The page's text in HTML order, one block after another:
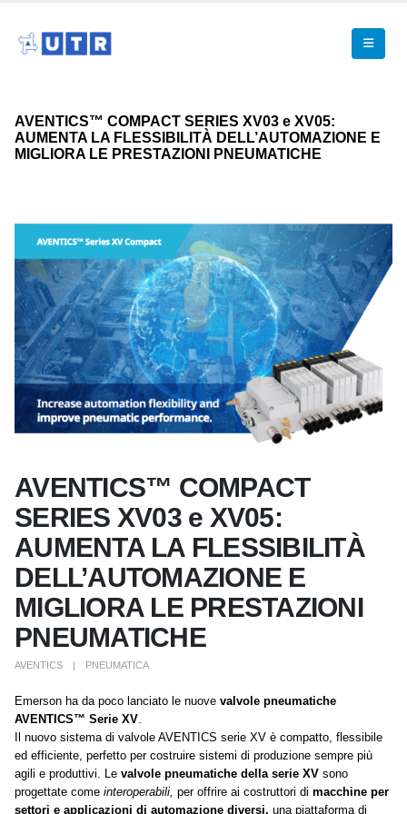
AVENTICS™ COMPACT SERIES XV03 e XV05:
AUMENTA LA FLESSIBILITÀ DELL’AUTOMAZIONE E
MIGLIORA LE PRESTAZIONI PNEUMATICHE
AVENTICS™ COMPACT
SERIES XV03 e XV05:
AUMENTA LA FLESSIBILITÀ
DELL’AUTOMAZIONE E
MIGLIORA LE PRESTAZIONI
PNEUMATICHE
AVENTICS PNEUMATICA
Emerson ha da poco lanciato le nuove valvole pneumatiche
AVENTICS™ Serie XV.
Il nuovo sistema di valvole AVENTICS serie XV è compatto, flessibile
ed efficiente, perfetto per costruire sistemi di produzione sempre più
agili e produttivi. Le valvole pneumatiche della serie XV sono
progettate come interoperabili, per offrire ai costruttori di macchine per
settori e applicazioni di automazione diversi, una piattaforma di